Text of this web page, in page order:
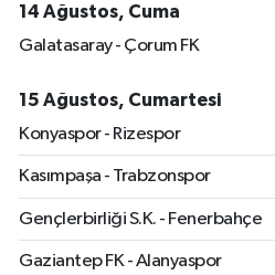
14 Ağustos, Cuma
Galatasaray - Çorum FK
15 Ağustos, Cumartesi
Konyaspor - Rizespor
Kasımpaşa - Trabzonspor
Gençlerbirliği S.K. - Fenerbahçe
Gaziantep FK - Alanyaspor